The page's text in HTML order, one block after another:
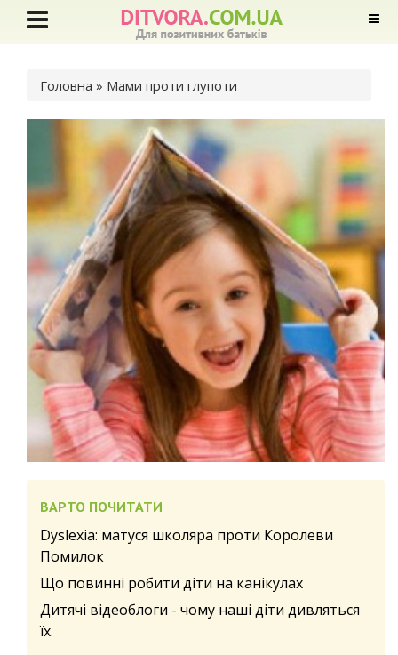
Ви є тут
Головна » Мами проти глупоти
ВАРТО ПОЧИТАТИ
Dyslexia: матуся школяра проти Королеви
Помилок
Що повинні робити діти на канікулах
Дитячі відеоблоги - чому наші діти дивляться
їх.